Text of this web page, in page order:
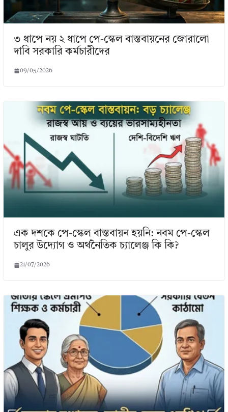
৩ ধাপে নয় ২ ধাপে পে-স্কেল বাস্তবায়নের জোরালো
দাবি সরকারি কর্মচারীদের
09/05/2026
এক দশকে পে-স্কেল বাস্তবায়ন হয়নি: নবম পে-স্কেল
চালুর উদ্যোগ ও অর্থনৈতিক চ্যালেঞ্জ কি কি?
21/07/2026